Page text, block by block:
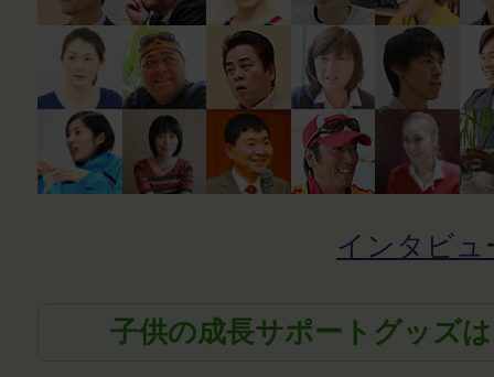
インタビュ
子供の成長サポートグッズ